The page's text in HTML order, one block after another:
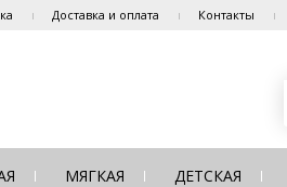
Доставка и оплата Контакты
МЯГКАЯ ДЕТСКАЯ